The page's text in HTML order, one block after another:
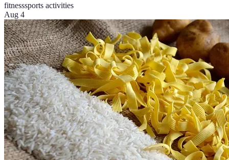
fitnesssports activities
Aug 4